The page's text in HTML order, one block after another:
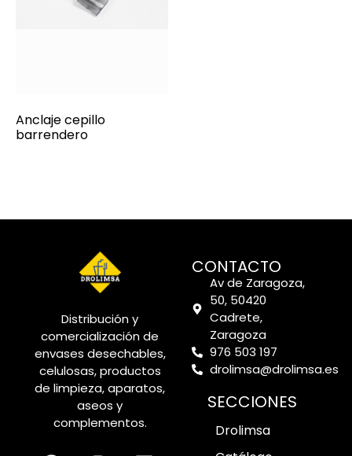
Anclaje cepillo
barrendero
Distribución y
comercialización de
envases desechables,
celulosas, productos
de limpieza, aparatos,
aseos y
complementos.
CONTACTO
Av de Zaragoza,
50, 50420
Cadrete,
Zaragoza
976 503 197
drolimsa@drolimsa.es
SECCIONES
Drolimsa